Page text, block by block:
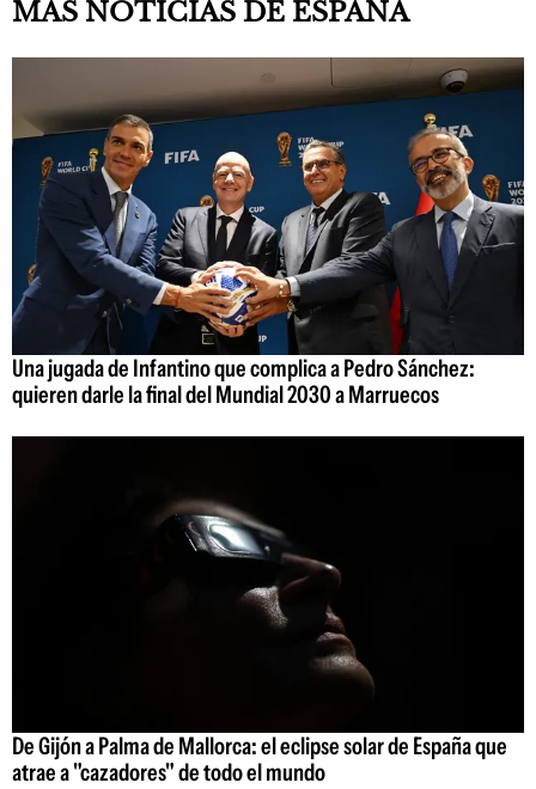
MÁS NOTICIAS DE ESPAÑA
Una jugada de Infantino que complica a Pedro Sánchez:
quieren darle la final del Mundial 2030 a Marruecos
De Gijón a Palma de Mallorca: el eclipse solar de España que
atrae a "cazadores" de todo el mundo